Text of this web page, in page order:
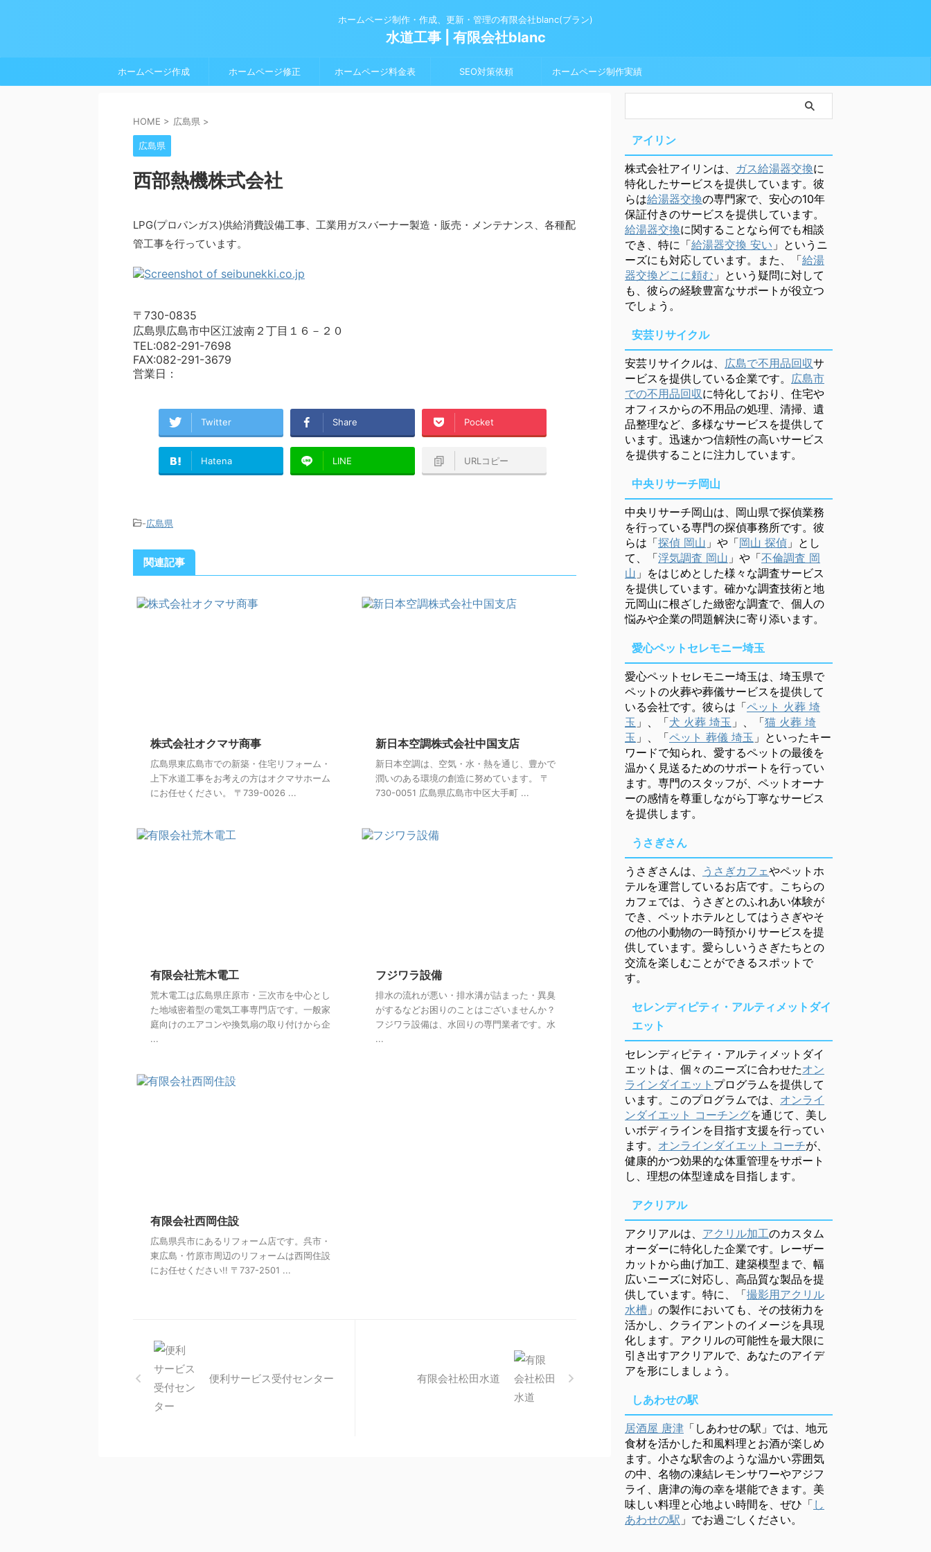
ホームページ制作・作成、更新・管理の有限会社blanc(ブラン)
水道工事 | 有限会社blanc
ホームページ作成 ホームページ修正 ホームページ料金表 SEO対策依頼 ホームページ制作実績
HOME > 広島県 >
広島県
西部熱機株式会社
LPG(プロパンガス)供給消費設備工事、工業用ガスバーナー製造・販売・メンテナンス、各種配
管工事を行っています。
〒730-0835
広島県広島市中区江波南２丁目１６－２０
TEL:082-291-7698
FAX:082-291-3679
営業日：
Twitter Share Pocket
Hatena LINE URLコピー
-広島県
関連記事
株式会社オクマサ商事
広島県東広島市での新築・住宅リフォーム・
上下水道工事をお考えの方はオクマサホーム
にお任せください。 〒739-0026 ...
新日本空調株式会社中国支店
新日本空調は、空気・水・熱を通じ、豊かで
潤いのある環境の創造に努めています。 〒
730-0051 広島県広島市中区大手町 ...
有限会社荒木電工
荒木電工は広島県庄原市・三次市を中心とし
た地域密着型の電気工事専門店です。一般家
庭向けのエアコンや換気扇の取り付けから企
...
フジワラ設備
排水の流れが悪い・排水溝が詰まった・異臭
がするなどお困りのことはございませんか？
フジワラ設備は、水回りの専門業者です。水
...
有限会社西岡住設
広島県呉市にあるリフォーム店です。呉市・
東広島・竹原市周辺のリフォームは西岡住設
にお任せください!! 〒737-2501 ...
便利サービス受付センター 有限会社松田水道
アイリン
株式会社アイリンは、 ガス給湯器交換に
特化したサービスを提供しています。彼
らは給湯器交換の専門家で、安心の10年
保証付きのサービスを提供しています。
給湯器交換に関することなら何でも相談
でき、特に「給湯器交換 安い 」というニ
ーズにも対応しています。また、「給湯
器交換どこに頼む 」という疑問に対して
も、彼らの経験豊富なサポートが役立つ
でしょう。
安芸リサイクル
安芸リサイクルは、 広島で不用品回収サ
ービスを提供している企業です。 広島市
での不用品回収に特化しており、住宅や
オフィスからの不用品の処理、清掃、遺
品整理など、多様なサービスを提供して
います。迅速かつ信頼性の高いサービス
を提供することに注力しています。
中央リサーチ岡山
中央リサーチ岡山は、岡山県で探偵業務
を行っている専門の探偵事務所です。彼
らは「探偵 岡山 」や「岡山 探偵 」とし
て、「浮気調査 岡山 」や「不倫調査 岡
山 」をはじめとした様々な調査サービス
を提供しています。確かな調査技術と地
元岡山に根ざした緻密な調査で、個人の
悩みや企業の問題解決に寄り添います。
愛心ペットセレモニー埼玉
愛心ペットセレモニー埼玉は、埼玉県で
ペットの火葬や葬儀サービスを提供して
いる会社です。彼らは「ペット 火葬 埼
玉 」、「犬 火葬 埼玉 」、「猫 火葬 埼
玉 」、「ペット 葬儀 埼玉 」といったキー
ワードで知られ、愛するペットの最後を
温かく見送るためのサポートを行ってい
ます。専門のスタッフが、ペットオーナ
ーの感情を尊重しながら丁寧なサービス
を提供します。
うさぎさん
うさぎさんは、 うさぎカフェやペットホ
テルを運営しているお店です。こちらの
カフェでは、うさぎとのふれあい体験が
でき、ペットホテルとしてはうさぎやそ
の他の小動物の一時預かりサービスを提
供しています。愛らしいうさぎたちとの
交流を楽しむことができるスポットで
す。
セレンディピティ・アルティメットダイ
エット
セレンディピティ・アルティメットダイ
エットは、個々のニーズに合わせたオン
ラインダイエット プログラムを提供して
います。このプログラムでは、 オンライ
ンダイエット コーチングを通じて、美し
いボディラインを目指す支援を行ってい
ます。 オンラインダイエット コーチが、
健康的かつ効果的な体重管理をサポート
し、理想の体型達成を目指します。
アクリアル
アクリアルは、 アクリル加工のカスタム
オーダーに特化した企業です。レーザー
カットから曲げ加工、建築模型まで、幅
広いニーズに対応し、高品質な製品を提
供しています。特に、「撮影用アクリル
水槽 」の製作においても、その技術力を
活かし、クライアントのイメージを具現
化します。アクリルの可能性を最大限に
引き出すアクリアルで、あなたのアイデ
アを形にしましょう。
しあわせの駅
居酒屋 唐津 「しあわせの駅」では、地元
食材を活かした和風料理とお酒が楽しめ
ます。小さな駅舎のような温かい雰囲気
の中、名物の凍結レモンサワーやアジフ
ライ、唐津の海の幸を堪能できます。美
味しい料理と心地よい時間を、ぜひ「 し
あわせの駅 」でお過ごしください。